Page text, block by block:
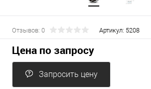
Отзывов: 0 Артикул: 5208
Цена по запросу
Запросить цену